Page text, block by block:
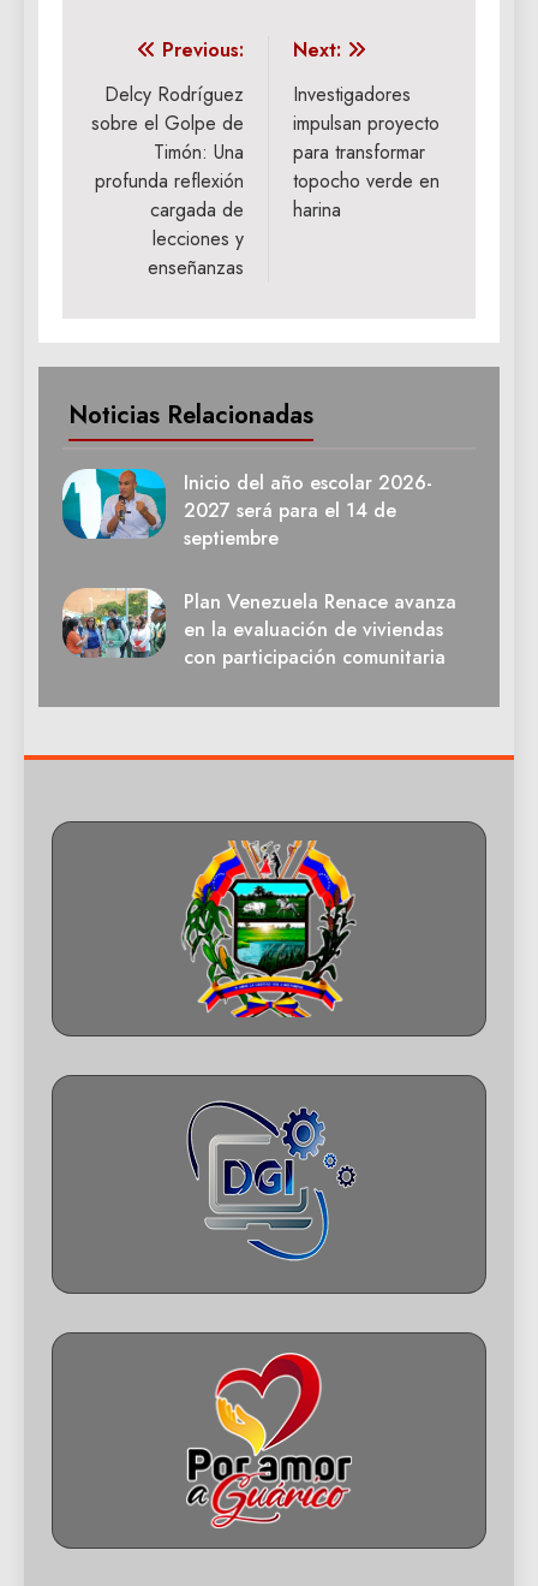
Navegación
de
entradas
Previous:
Delcy Rodríguez
sobre el Golpe de
Timón: Una
profunda reflexión
cargada de
lecciones y
enseñanzas
Next:
Investigadores
impulsan proyecto
para transformar
topocho verde en
harina
Noticias Relacionadas
Inicio del año escolar 2026-
2027 será para el 14 de
septiembre
Plan Venezuela Renace avanza
en la evaluación de viviendas
con participación comunitaria